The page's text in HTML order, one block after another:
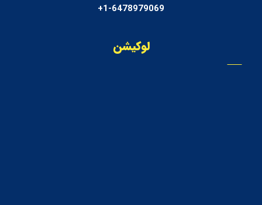
1-6478979069+
لوکیشن